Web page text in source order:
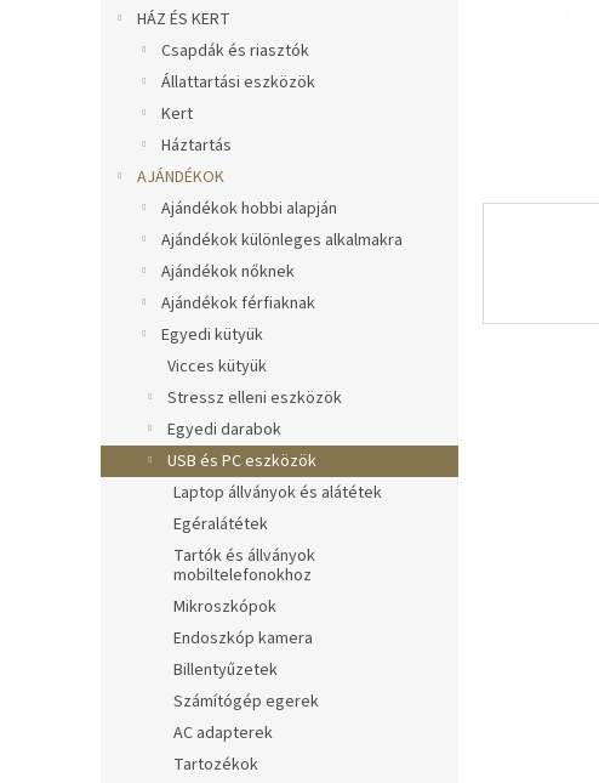
HÁZ ÉS KERT
Csapdák és riasztók
Állattartási eszközök
Kert
Háztartás
AJÁNDÉKOK
Ajándékok hobbi alapján
Ajándékok különleges alkalmakra
Ajándékok nőknek
Ajándékok férfiaknak
Egyedi kütyük
Vicces kütyük
Stressz elleni eszközök
Egyedi darabok
USB és PC eszközök
Laptop állványok és alátétek
Egéralátétek
Tartók és állványok
mobiltelefonokhoz
Mikroszkópok
Endoszkóp kamera
Billentyűzetek
Számítógép egerek
AC adapterek
Tartozékok